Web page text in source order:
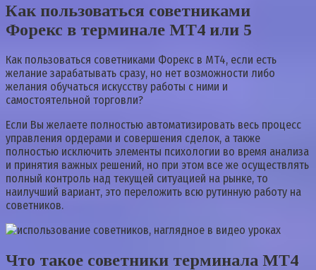
Как пользоваться советниками
Форекс в терминале MT4 или 5
Как пользоваться советниками Форекс в МТ4, если есть
желание зарабатывать сразу, но нет возможности либо
желания обучаться искусству работы с ними и
самостоятельной торговли?
Если Вы желаете полностью автоматизировать весь процесс
управления ордерами и совершения сделок, а также
полностью исключить элементы психологии во время анализа
и принятия важных решений, но при этом все же осуществлять
полный контроль над текущей ситуацией на рынке, то
наилучший вариант, это переложить всю рутинную работу на
советников.
Что такое советники терминала MT4